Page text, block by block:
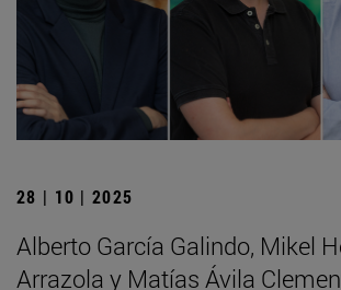
28 | 10 | 2025
Alberto García Galindo, Mikel
Arrazola y Matías Ávila